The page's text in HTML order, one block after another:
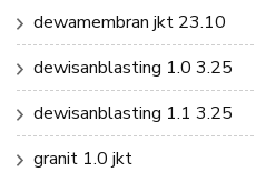
dewamembran jkt 23.10
dewisanblasting 1.0 3.25
dewisanblasting 1.1 3.25
granit 1.0 jkt